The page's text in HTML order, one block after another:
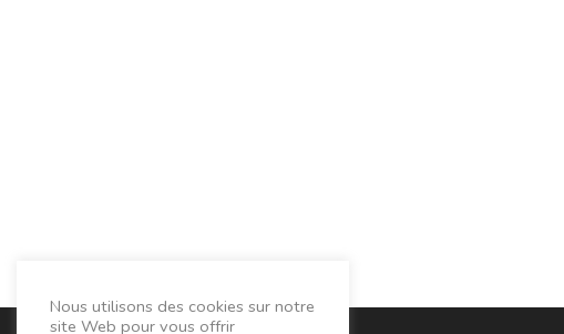
Nous utilisons des cookies sur notre
site Web pour vous offrir